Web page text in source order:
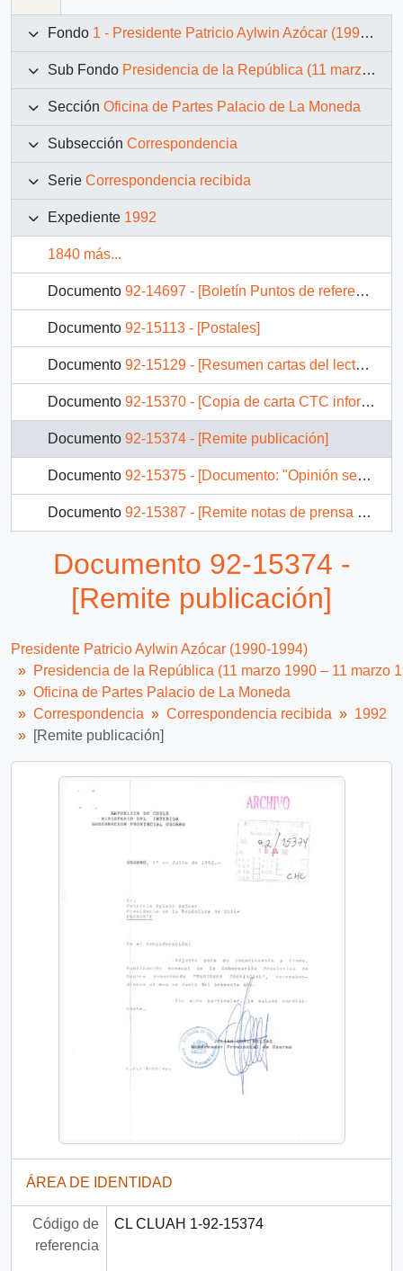
Fondo 1 - Presidente Patricio Aylwin Azócar (1990-1994)
Sub Fondo Presidencia de la República (11 marzo 1990 – 11 marzo 1994)
Sección Oficina de Partes Palacio de La Moneda
Subsección Correspondencia
Serie Correspondencia recibida
Expediente 1992
1840 más...
Documento 92-14697 - [Boletín Puntos de referencia N° 97]
Documento 92-15113 - [Postales]
Documento 92-15129 - [Resumen cartas del lector en prensa nacional]
Documento 92-15370 - [Copia de carta CTC informa realización de trabajos en Providencia]
Documento 92-15374 - [Remite publicación]
Documento 92-15375 - [Documento: "Opinión sector político institucional}
Documento 92-15387 - [Remite notas de prensa de visita a Francia]
Documento 92-15391 - [Envía muestra de producto que reduce la emisión de gases contaminantes de vehiculos]
Documento 92-15374 -
[Remite publicación]
Presidente Patricio Aylwin Azócar (1990-1994)
Presidencia de la República (11 marzo 1990 – 11 marzo
Oficina de Partes Palacio de La Moneda
Correspondencia
Correspondencia recibida
1992
[Remite publicación]
ÁREA DE IDENTIDAD
Código de
referencia
CL CLUAH 1-92-15374